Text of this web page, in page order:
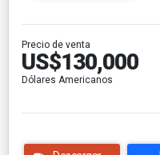
Precio de venta
US$130,000
Dólares Americanos